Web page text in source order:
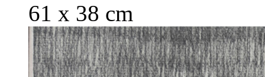
61 x 38 cm